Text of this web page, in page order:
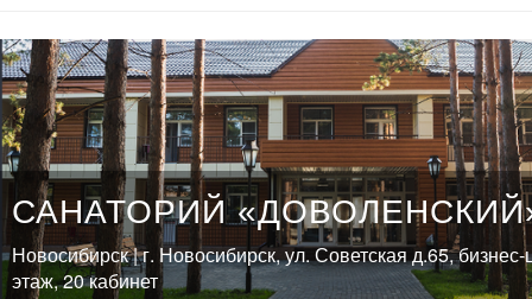
САНАТОРИЙ
Новосибирск | г. Новосибирск, ул. Советская д.65,
этаж, 20 кабинет